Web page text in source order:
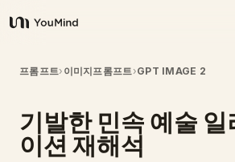
YouMind
개요
사용 사례
프롬프트› 이미지프롬프트›GPT IMAGE 2
기발한 민속 예술
이션 재해석